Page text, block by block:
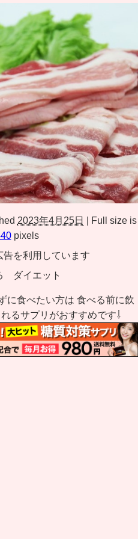
2023年4月25日
Full size is
pixels
を利用しています
ダイエット
に食べたい方は 食べる前に飲
るサプリがおすすめです⇩